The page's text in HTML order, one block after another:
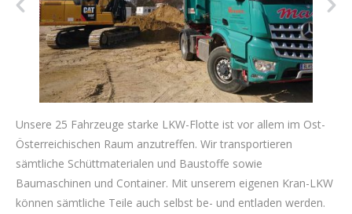
Unsere 25 Fahrzeuge starke LKW-Flotte ist vor allem im Ost-
Österreichischen Raum anzutreffen. Wir transportieren
sämtliche Schüttmaterialen und Baustoffe sowie
Baumaschinen und Container. Mit unserem eigenen Kran-LKW
können sämtliche Teile auch selbst be- und entladen werden.